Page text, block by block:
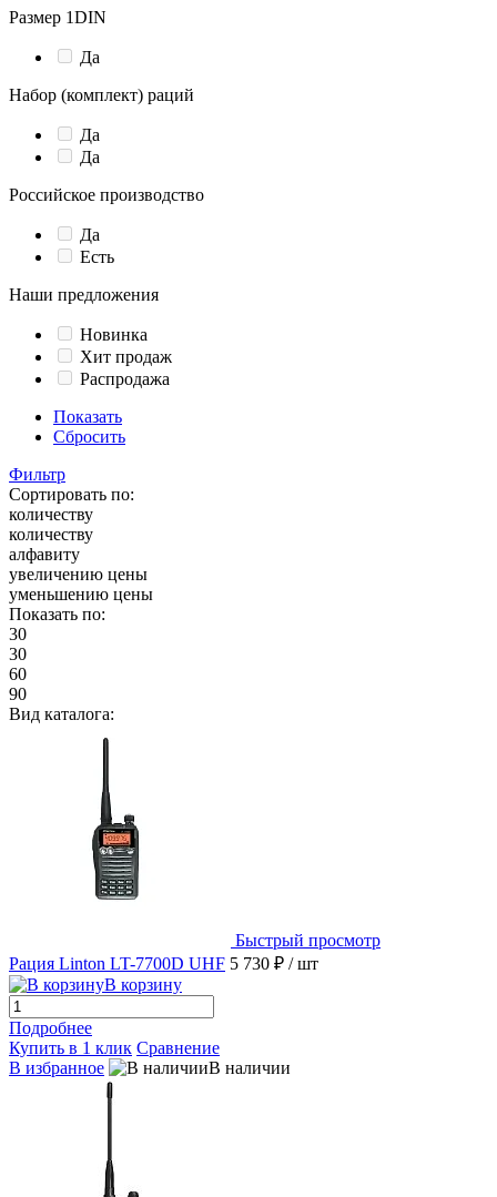
Размер 1DIN
Да
Набор (комплект) раций
Да
Да
Российское производство
Да
Есть
Наши предложения
Новинка
Хит продаж
Распродажа
Показать
Сбросить
Фильтр
Сортировать по:
количеству
количеству
алфавиту
увеличению цены
уменьшению цены
Показать по:
30
30
60
90
Вид каталога:
Быстрый просмотр
Рация Linton LT-7700D UHF 5 730 ₽ / шт
В корзину
Подробнее
Купить в 1 клик Сравнение
В избранное
В наличии